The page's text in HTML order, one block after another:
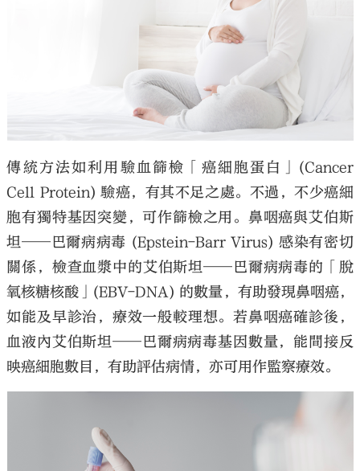
傳統方法如利用驗血篩檢「癌細胞蛋白」(Cancer
Cell Protein) 驗癌，有其不足之處。不過，不少癌細
胞有獨特基因突變，可作篩檢之用。鼻咽癌與艾伯斯
坦──巴爾病病毒 (Epstein-Barr Virus) 感染有密切
關係，檢查血漿中的艾伯斯坦──巴爾病病毒的「脫
氧核糖核酸」(EBV-DNA) 的數量，有助發現鼻咽癌，
如能及早診治，療效一般較理想。若鼻咽癌確診後，
血液內艾伯斯坦──巴爾病病毒基因數量，能間接反
映癌細胞數目，有助評估病情，亦可用作監察療效。